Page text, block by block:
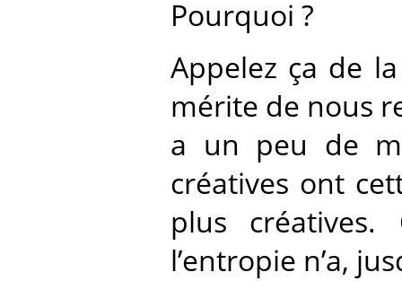
Pourquoi ?
Appelez ça de
mérite de nous
a un peu de
créatives ont
plus
l’entropie n’a,